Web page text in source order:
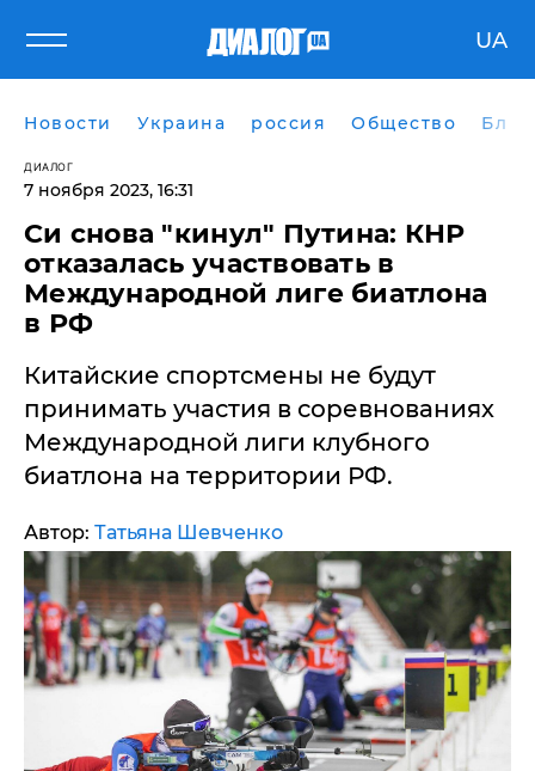
UA
Новости Украина россия Общество
ДИАЛОГ
7 ноября 2023, 16:31
Си снова "кинул" Путина: КНР
отказалась участвовать в
Международной лиге биатлона
в РФ
Китайские спортсмены не будут
принимать участия в соревнованиях
Международной лиги клубного
биатлона на территории РФ.
Автор: Татьяна Шевченко